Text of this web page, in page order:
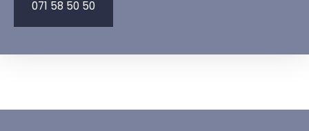
071 58 50 50